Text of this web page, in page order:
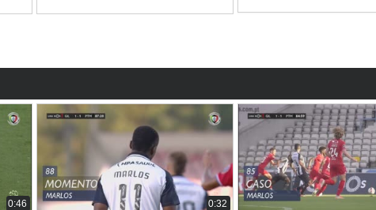
0:46 0:32